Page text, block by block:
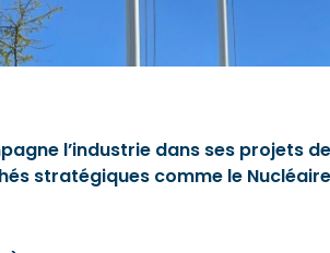
l’industrie dans ses projets
stratégiques comme le